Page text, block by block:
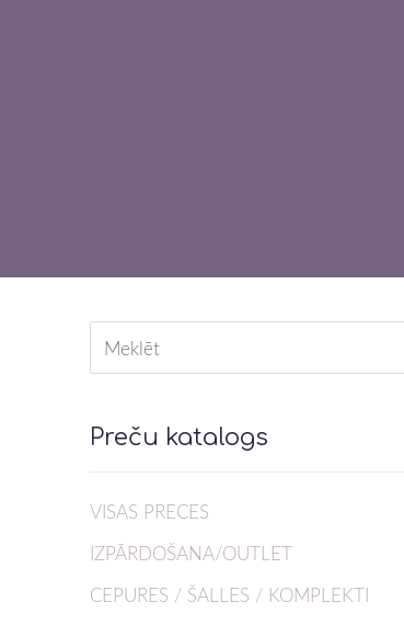
Preču katalogs
VISAS PRECES
IZPĀRDOŠANA/OUTLET
CEPURES / ŠALLES / KOMPLEKTI